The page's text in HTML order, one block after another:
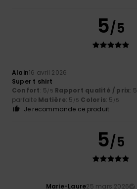
5/5
Alain16 avril 2026
Super t shirt
Confort: 5/5 Rapport qualité / prix: 5
parfaite Matière: 5 /5 Coloris: 5 /5
Je recommande ce produit
5/5
Marie-Laure25 mars 2026